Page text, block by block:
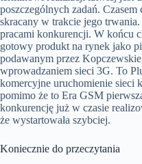
poszczególnych zadań.
skracany w trakcie jego
pracami konkurencji. W końcu
gotowy produkt na rynek jako
podawanym przez
wprowadzaniem sieci 3G. To
komercyjne uruchomienie sieci
pomimo że to Era GSM
konkurencję już w czasie
że wystartowała szybciej.
Koniecznie do przeczytania